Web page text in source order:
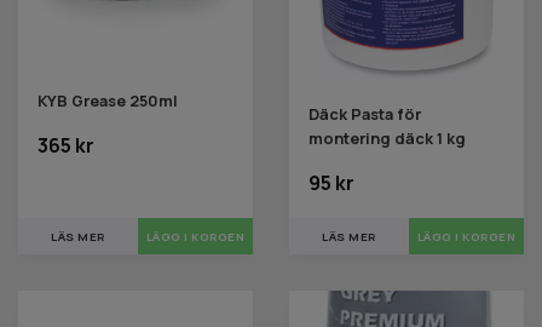
KYB Grease 250ml
365 kr
LÄS MER
Däck Pasta för
montering däck 1 kg
95 kr
LÄS MER